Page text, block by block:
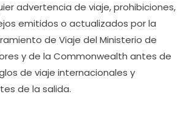
advertencia de viaje, prohibiciones,
emitidos o actualizados por la
de Viaje del Ministerio de
y de la Commonwealth antes de
de viaje internacionales y
de la salida.